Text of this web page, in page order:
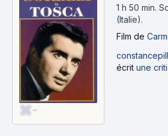
-
1 h 50 min.
(Italie).
Film de
écrit une